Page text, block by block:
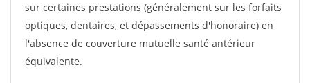
sur certaines prestations (généralement sur les forfaits
optiques, dentaires, et dépassements d'honoraire) en
l'absence de couverture mutuelle santé antérieur
équivalente.